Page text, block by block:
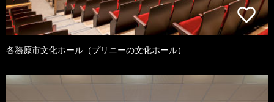
各務原市文化ホール（プリニーの文化ホール）